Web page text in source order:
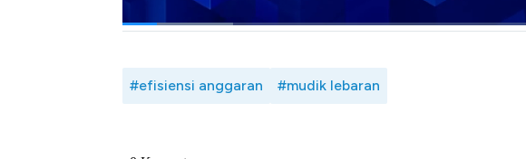
#efisiensi anggaran #mudik lebaran